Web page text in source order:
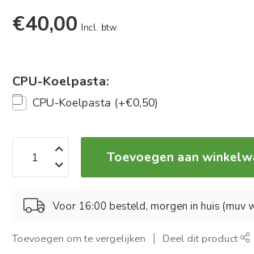
€40,00 Incl. btw
CPU-Koelpasta:
CPU-Koelpasta (+€0,50)
Toevoegen aan
Voor 16:00 besteld, morgen in huis (muv
Toevoegen om te vergelijken Deel dit product